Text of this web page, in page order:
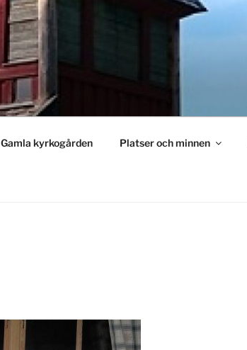
Gamla kyrkogården Platser och minnen